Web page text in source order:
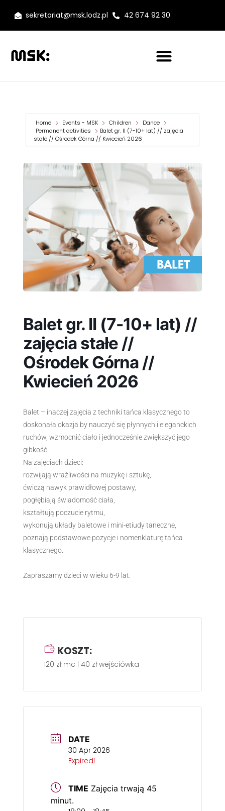
sekretariat@msk.lodz.pl 42 674 92 30
Home Events - MSK Children
Dance
Permanent activities
Balet gr. II (7-10+ lat) // zajęcia
stałe // Ośrodek Górna // Kwiecień 2026
Balet gr. II (7-10+ lat) //
zajęcia stałe //
Ośrodek Górna //
Kwiecień 2026
Balet – inaczej zajęcia z techniki tańca klasycznego to
doskonała okazja by nauczyć się płynnych i eleganckich
ruchów, wzmocnić ciało i jednocześnie zwiększyć jego
gibkość.
Na zajęciach dzieci:
rozwijają wrażliwości na muzykę i sztukę,
ćwiczą nawyk prawidłowej postawy,
pogłębiają świadomość ciała,
kształtują poczucie rytmu,
wykonują układy baletowe i mini-etiudy taneczne,
poznają podstawowe pozycje i nomenklaturę tańca
klasycznego.
Zapraszamy dzieci w wieku 6-9 lat.
KOSZT:
120 zł mc | 40 zł wejściówka
DATE
30 Apr 2026
Expired!
TIME Zajęcia trwają 45
minut.